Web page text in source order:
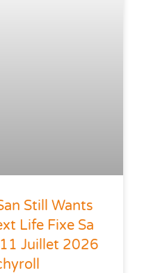
Still Wants
Life Fixe Sa
Juillet 2026